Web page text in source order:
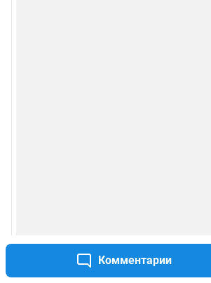
Комментарии